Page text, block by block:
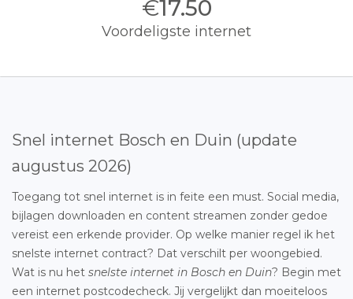
€17.50
Voordeligste internet
Snel internet Bosch en Duin (update
augustus 2026)
Toegang tot snel internet is in feite een must. Social media,
bijlagen downloaden en content streamen zonder gedoe
vereist een erkende provider. Op welke manier regel ik het
snelste internet contract? Dat verschilt per woongebied.
Wat is nu het snelste internet in Bosch en Duin? Begin met
een internet postcodecheck. Jij vergelijkt dan moeiteloos